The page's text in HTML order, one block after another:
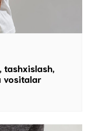
tashxislash,
vositalar